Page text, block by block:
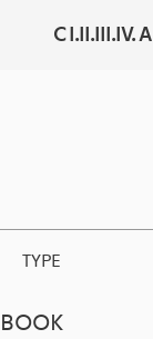
C I.II.III.IV. A
TYPE
BOOK